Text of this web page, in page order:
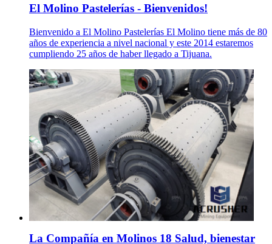
El Molino Pastelerías - Bienvenidos!
Bienvenido a El Molino Pastelerías El Molino tiene más de 80
años de experiencia a nivel nacional y este 2014 estaremos
cumpliendo 25 años de haber llegado a Tijuana.
La Compañía en Molinos 18 Salud, bienestar